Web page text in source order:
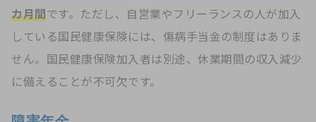
カ月間です。ただし、自営業やフリーランスの人が加入
している国民健康保険には、傷病手当金の制度はありま
せん。国民健康保険加入者は別途、休業期間の収入減少
に備えることが不可欠です。